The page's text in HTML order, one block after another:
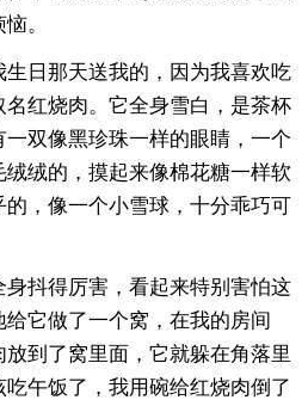
。
日那天送我的，因为我喜欢吃
红烧肉。它全身雪白，是茶杯
双像黑珍珠一样的眼睛，一个
绒的，摸起来像棉花糖一样软
，像一个小雪球，十分乖巧可
抖得厉害，看起来特别害怕这
它做了一个窝，在我的房间
到了窝里面，它就躲在角落里
午饭了，我用碗给红烧肉倒了